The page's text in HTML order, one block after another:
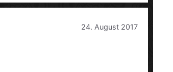
24. August 2017